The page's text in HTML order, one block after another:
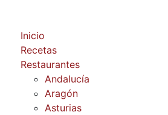
Inicio
Recetas
Restaurantes
Andalucía
Aragón
Asturias